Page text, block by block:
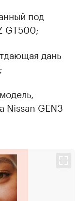
под
GT500;
дань
Nissan GEN3